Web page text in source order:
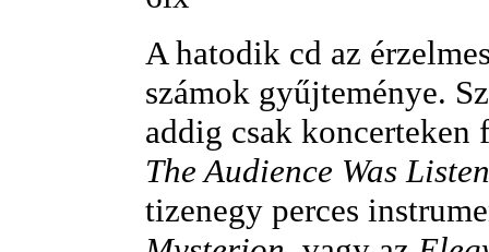
A hatodik cd az
számok gyűjteménye.
addig csak
The Audience Was
tizenegy perces